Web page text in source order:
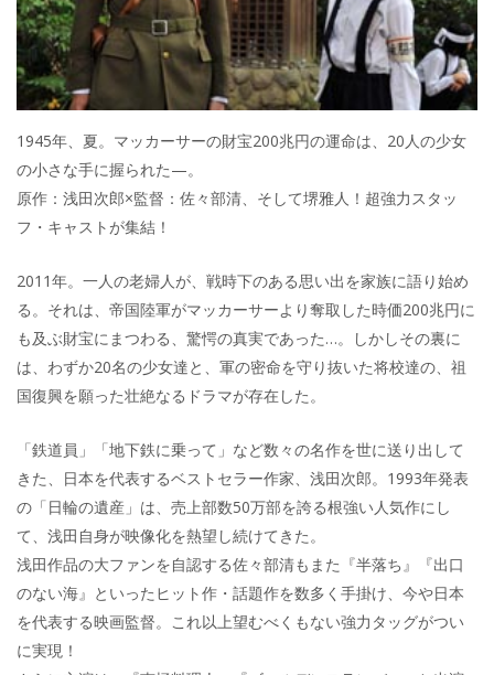
1945年、夏。マッカーサーの財宝200兆円の運命は、20人の少女
の小さな手に握られた—。
原作：浅田次郎×監督：佐々部清、そして堺雅人！超強力スタッ
フ・キャストが集結！
2011年。一人の老婦人が、戦時下のある思い出を家族に語り始め
る。それは、帝国陸軍がマッカーサーより奪取した時価200兆円に
も及ぶ財宝にまつわる、驚愕の真実であった…。しかしその裏に
は、わずか20名の少女達と、軍の密命を守り抜いた将校達の、祖
国復興を願った壮絶なるドラマが存在した。
「鉄道員」「地下鉄に乗って」など数々の名作を世に送り出して
きた、日本を代表するベストセラー作家、浅田次郎。1993年発表
の「日輪の遺産」は、売上部数50万部を誇る根強い人気作にし
て、浅田自身が映像化を熱望し続けてきた。
浅田作品の大ファンを自認する佐々部清もまた『半落ち』『出口
のない海』といったヒット作・話題作を数多く手掛け、今や日本
を代表する映画監督。これ以上望むべくもない強力タッグがつい
に実現！